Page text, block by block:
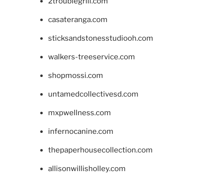
casateranga.com
sticksandstonesstudiooh.com
walkers-treeservice.com
shopmossi.com
untamedcollectivesd.com
mxpwellness.com
infernocanine.com
thepaperhousecollection.com
allisonwillisholley.com